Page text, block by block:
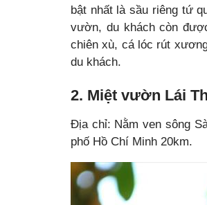
bật nhất là sầu riêng tứ
vườn, du khách còn
chiên xù, cá lóc rút
du khách.
2. Miệt vườn Lái
Địa chỉ: Nằm ven sông
phố Hồ Chí Minh 20km.